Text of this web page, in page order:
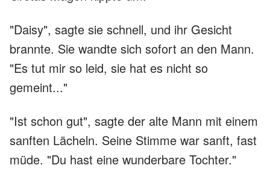
"Daisy", sagte sie schnell, und ihr Gesicht
brannte. Sie wandte sich sofort an den Mann.
"Es tut mir so leid, sie hat es nicht so
gemeint..."
"Ist schon gut", sagte der alte Mann mit einem
sanften Lächeln. Seine Stimme war sanft, fast
müde. "Du hast eine wunderbare Tochter."